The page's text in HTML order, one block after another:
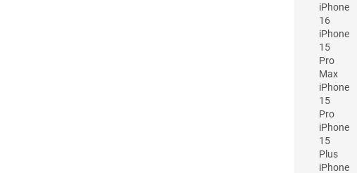
iPhone
16
iPhone
15
Pro
Max
iPhone
15
Pro
iPhone
15
Plus
iPhone